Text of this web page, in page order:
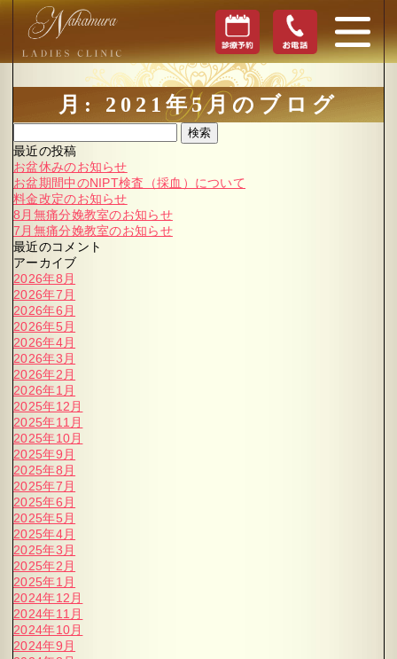
月: 2021年5月のブログ
検索
最近の投稿
お盆休みのお知らせ
お盆期間中のNIPT検査（採血）について
料金改定のお知らせ
8月無痛分娩教室のお知らせ
7月無痛分娩教室のお知らせ
最近のコメント
アーカイブ
2026年8月
2026年7月
2026年6月
2026年5月
2026年4月
2026年3月
2026年2月
2026年1月
2025年12月
2025年11月
2025年10月
2025年9月
2025年8月
2025年7月
2025年6月
2025年5月
2025年4月
2025年3月
2025年2月
2025年1月
2024年12月
2024年11月
2024年10月
2024年9月